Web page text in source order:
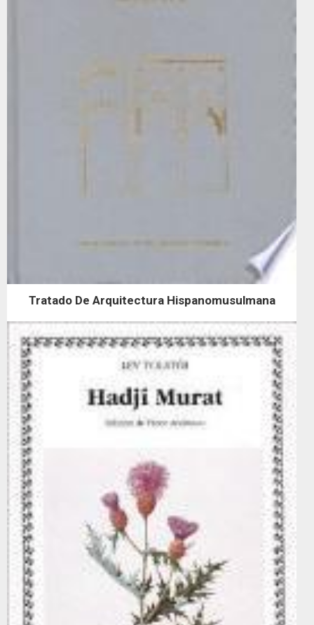
Tratado De Arquitectura Hispanomusulmana